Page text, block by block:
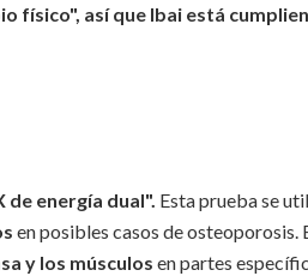
físico", así que Ibai está
energía dual". Esta prueba se
en posibles casos de osteoporosis.
y los músculos en partes